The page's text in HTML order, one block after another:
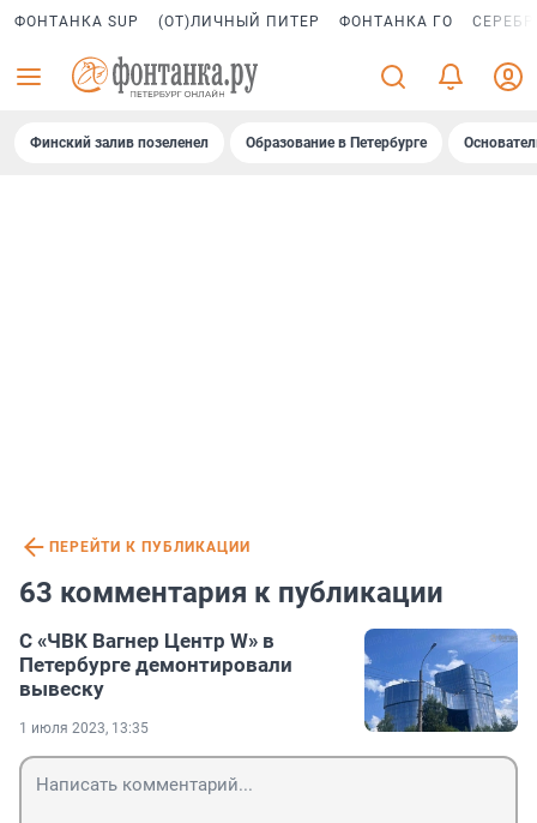
ФОНТАНКА SUP (ОТ)ЛИЧНЫЙ ПИТЕР ФОНТАНКА ГО
Финский залив позеленел Образование в Петербурге
ПЕРЕЙТИ К ПУБЛИКАЦИИ
63 комментария к публикации
С «ЧВК Вагнер Центр W» в
Петербурге демонтировали
вывеску
1 июля 2023, 13:35